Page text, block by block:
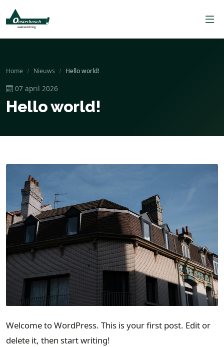
Home Nieuws Hello world!
07 april 2026
Hello world!
Welcome to WordPress. This is your first post. Edit or
delete it, then start writing!